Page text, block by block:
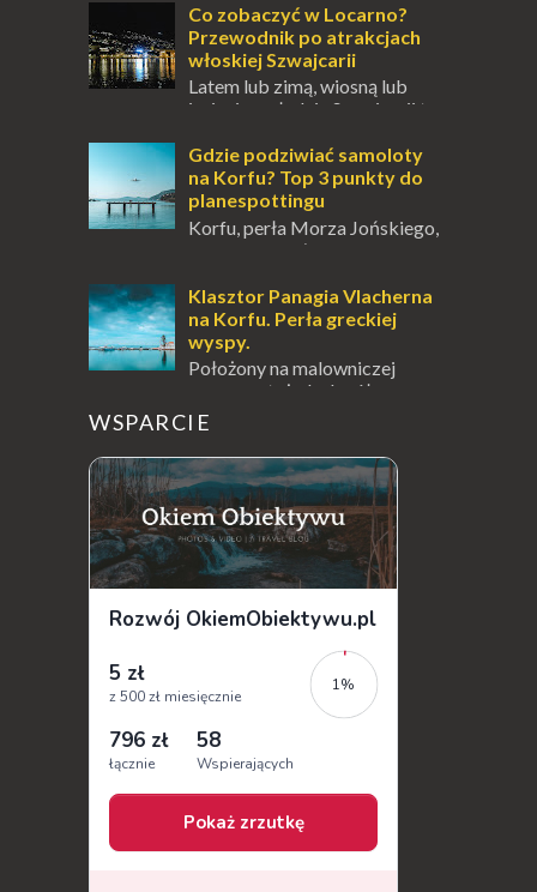
pośrodku Bałtyku? To zawsze brzmi jak
doskonał...
Co zobaczyć w Locarno?
Przewodnik po atrakcjach
włoskiej Szwajcarii
Latem lub zimą, wiosną lub
jesienią, południe Szwajcarii to
odwiedzić. Moja zimowa podróż do
Locarno gwara...
Gdzie podziwiać samoloty
na Korfu? Top 3 punkty do
planespottingu
Korfu, perła Morza Jońskiego,
oferuje podróżnikom nie tylko
wioski, ale także coś wyjątkowego –
prawd...
Klasztor Panagia Vlacherna
na Korfu. Perła greckiej
wyspy.
Położony na malowniczej
wysepce, tuż obok półwyspu
Kanoni, Święty Klasztor Panagia Vlacherna
jest jednym z najbardziej rozpoznawalnych
symbo...
WSPARCIE